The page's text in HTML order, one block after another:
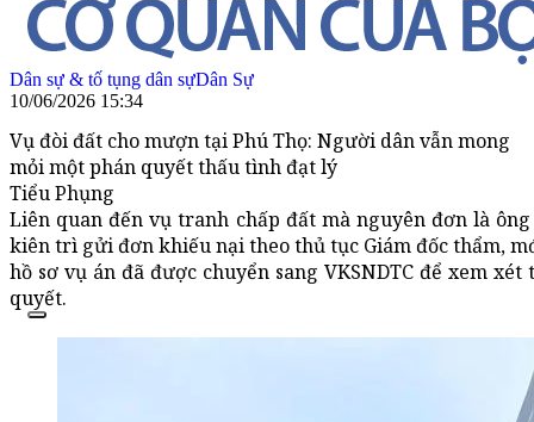
Dân sự & tố tụng dân sựDân Sự
10/06/2026 15:34
Vụ đòi đất cho mượn tại Phú Thọ: Người dân vẫn mong
mỏi một phán quyết thấu tình đạt lý
Tiểu Phụng
Liên quan đến vụ tranh chấp đất mà nguyên đơn là
kiên trì gửi đơn khiếu nại theo thủ tục Giám đốc thẩm,
hồ sơ vụ án đã được chuyển sang VKSNDTC để xem
quyết.